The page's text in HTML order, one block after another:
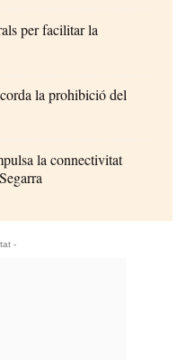
per facilitar la
la prohibició del
la connectivitat
-